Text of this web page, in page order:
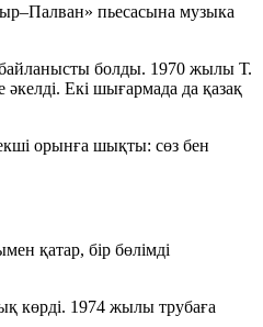
пьесасына музыка
байланысты болды. 1970 жылы Т.
Екі шығармада да қазақ
орынға шықты: сөз бен
қатар, бір бөлімді
көрді. 1974 жылы трубаға